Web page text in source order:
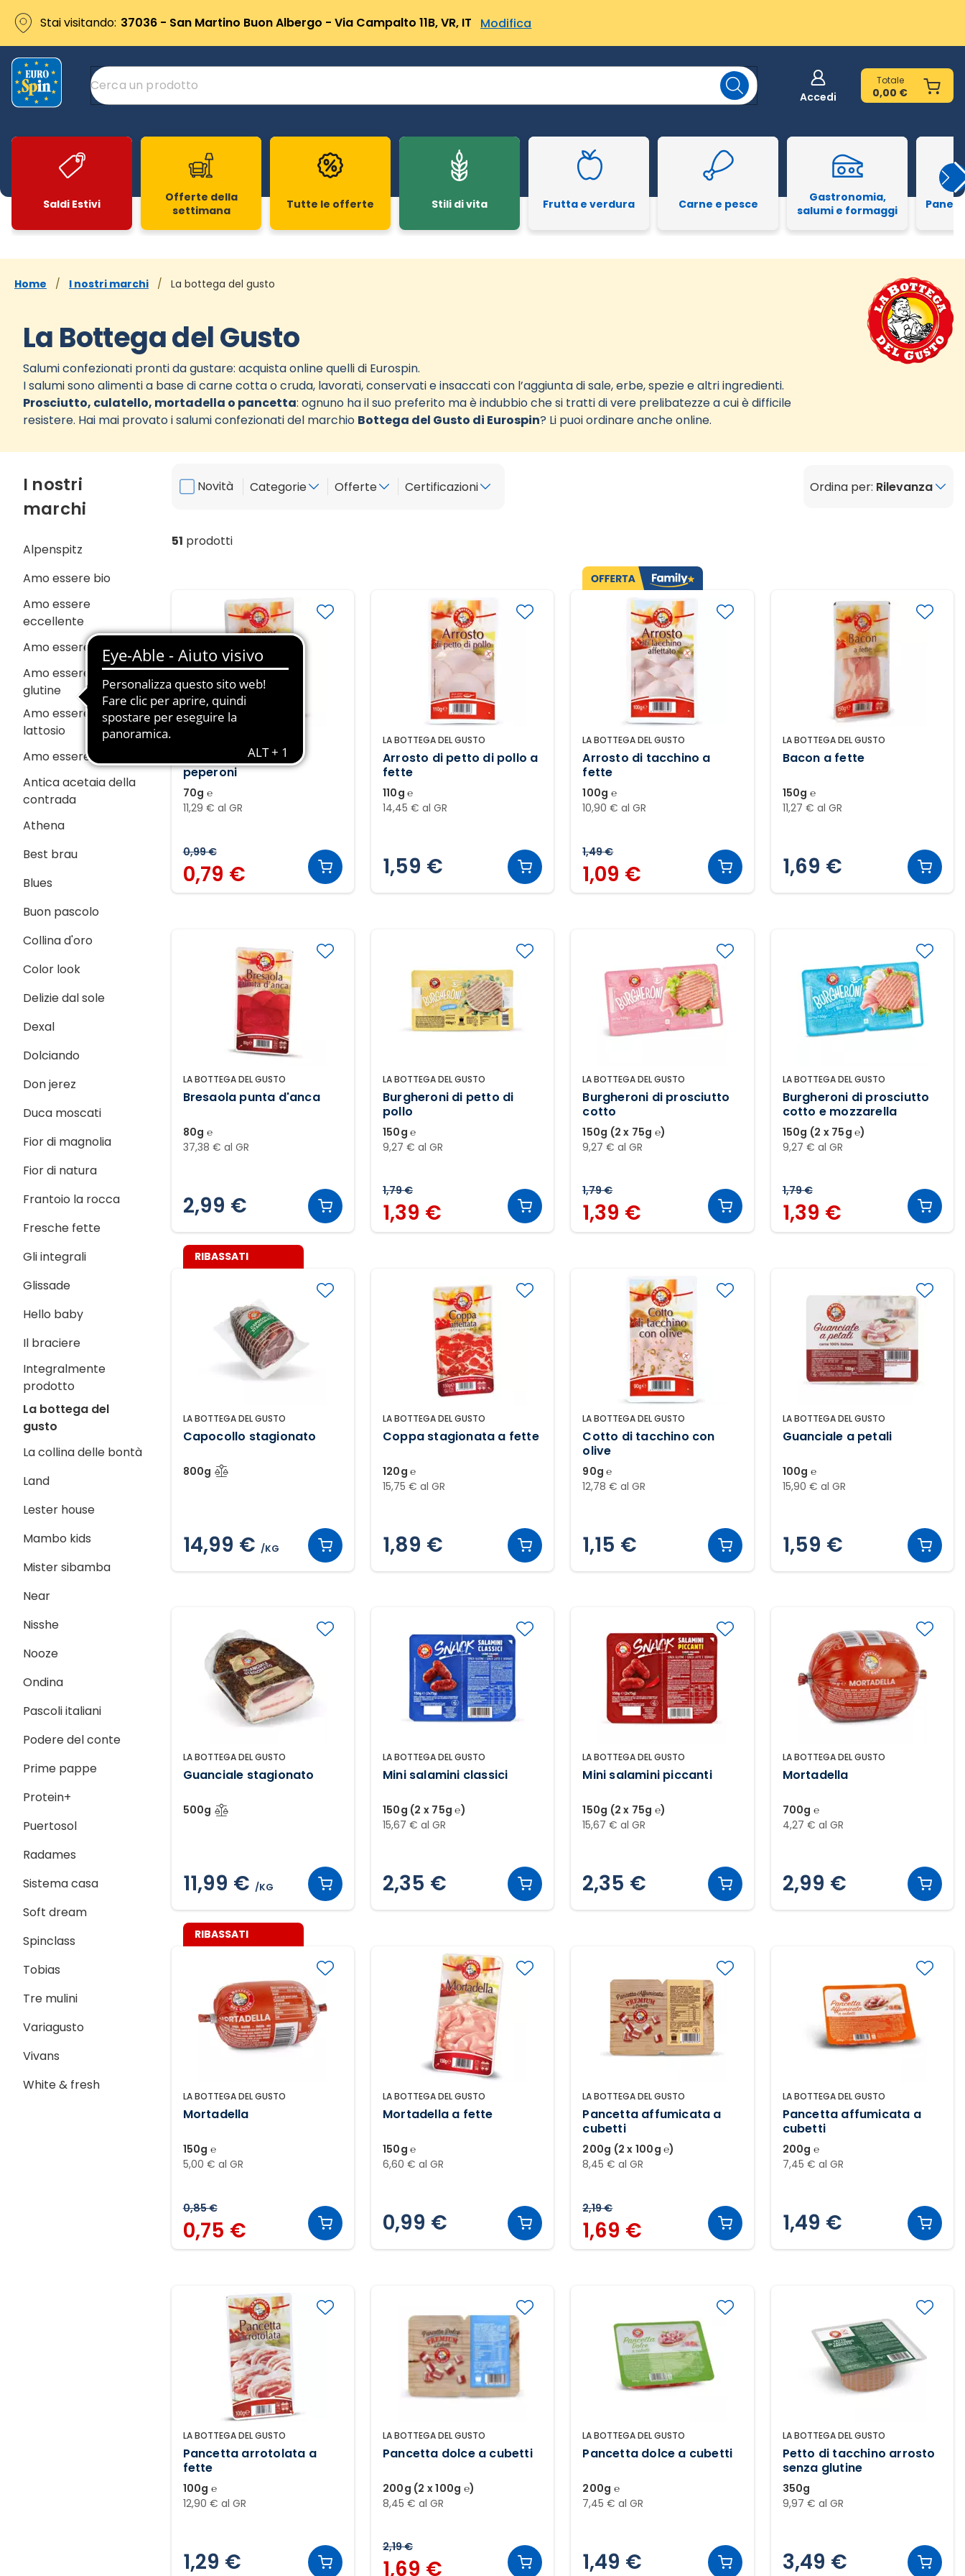
Stai visitando: 37036 - San Martino Buon Albergo - Via Campalto 11B, VR, IT Modifica
Accedi
Totale
0,00 €
Saldi Estivi
Offerte della
settimana
Tutte le offerte Stili di vita Frutta e verdura Carne e pesce
Gastronomia,
salumi e formaggi
Pane
Home / I nostri marchi / La bottega del gusto
La Bottega del Gusto
Salumi confezionati pronti da gustare: acquista online quelli di Eurospin.
I salumi sono alimenti a base di carne cotta o cruda, lavorati, conservati e insaccati con l’aggiunta di sale, erbe, spezie e altri ingredienti.
Prosciutto, culatello, mortadella o pancetta: ognuno ha il suo preferito ma è indubbio che si tratti di vere prelibatezze a cui è difficile
resistere. Hai mai provato i salumi confezionati del marchio Bottega del Gusto di Eurospin? Li puoi ordinare anche online.
I nostri
marchi
Alpenspitz
Amo essere bio
Amo essere
eccellente
Amo essere eco
Amo essere senza
glutine
Amo essere senza
lattosio
Amo essere veg
Antica acetaia della
contrada
Athena
Best brau
Blues
Buon pascolo
Collina d'oro
Color look
Delizie dal sole
Dexal
Dolciando
Don jerez
Duca moscati
Fior di magnolia
Fior di natura
Frantoio la rocca
Fresche fette
Gli integrali
Glissade
Hello baby
Il braciere
Integralmente
prodotto
La bottega del
gusto
La collina delle bontà
Land
Lester house
Mambo kids
Mister sibamba
Near
Nisshe
Nooze
Ondina
Pascoli italiani
Podere del conte
Prime pappe
Protein+
Puertosol
Radames
Sistema casa
Soft dream
Spinclass
Tobias
Tre mulini
Variagusto
Vivans
White & fresh
Novità Categorie Offerte Certificazioni Ordina per: Rilevanza
51 prodotti
Affettato Lyoner ai
peperoni
70g ℮
11,29 € al GR
0,99 €
0,79 €
LA BOTTEGA DEL GUSTO
Arrosto di petto di pollo a
fette
110g ℮
14,45 € al GR
1,59 €
LA BOTTEGA DEL GUSTO
Arrosto di tacchino a
fette
100g ℮
10,90 € al GR
1,49 €
1,09 €
LA BOTTEGA DEL GUSTO
Bacon a fette
150g ℮
11,27 € al GR
1,69 €
LA BOTTEGA DEL GUSTO
Bresaola punta d'anca
80g ℮
37,38 € al GR
2,99 €
LA BOTTEGA DEL GUSTO
Burgheroni di petto di
pollo
150g ℮
9,27 € al GR
1,79 €
1,39 €
LA BOTTEGA DEL GUSTO
Burgheroni di prosciutto
cotto
150g (2 x 75g ℮)
9,27 € al GR
1,79 €
1,39 €
LA BOTTEGA DEL GUSTO
Burgheroni di prosciutto
cotto e mozzarella
150g (2 x 75g ℮)
9,27 € al GR
1,79 €
1,39 €
LA BOTTEGA DEL GUSTO
Capocollo stagionato
800g
RIBASSATI
14,99 € /KG
LA BOTTEGA DEL GUSTO
Coppa stagionata a fette
120g ℮
15,75 € al GR
1,89 €
LA BOTTEGA DEL GUSTO
Cotto di tacchino con
olive
90g ℮
12,78 € al GR
1,15 €
LA BOTTEGA DEL GUSTO
Guanciale a petali
100g ℮
15,90 € al GR
1,59 €
LA BOTTEGA DEL GUSTO
Guanciale stagionato
500g
11,99 € /KG
LA BOTTEGA DEL GUSTO
Mini salamini classici
150g (2 x 75g ℮)
15,67 € al GR
2,35 €
LA BOTTEGA DEL GUSTO
Mini salamini piccanti
150g (2 x 75g ℮)
15,67 € al GR
2,35 €
LA BOTTEGA DEL GUSTO
Mortadella
700g ℮
4,27 € al GR
2,99 €
LA BOTTEGA DEL GUSTO
Mortadella
150g ℮
5,00 € al GR
RIBASSATI
0,85 €
0,75 €
LA BOTTEGA DEL GUSTO
Mortadella a fette
150g ℮
6,60 € al GR
0,99 €
LA BOTTEGA DEL GUSTO
Pancetta affumicata a
cubetti
200g (2 x 100g ℮)
8,45 € al GR
2,19 €
1,69 €
LA BOTTEGA DEL GUSTO
Pancetta affumicata a
cubetti
200g ℮
7,45 € al GR
1,49 €
LA BOTTEGA DEL GUSTO
Pancetta arrotolata a
fette
100g ℮
12,90 € al GR
1,29 €
LA BOTTEGA DEL GUSTO
Pancetta dolce a cubetti
200g (2 x 100g ℮)
8,45 € al GR
2,19 €
1,69 €
LA BOTTEGA DEL GUSTO
Pancetta dolce a cubetti
200g ℮
7,45 € al GR
1,49 €
LA BOTTEGA DEL GUSTO
Petto di tacchino arrosto
senza glutine
350g
9,97 € al GR
3,49 €